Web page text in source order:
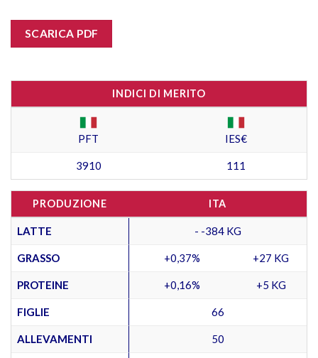
SCARICA PDF
INDICI DI MERITO
PFT IES€
3910 111
PRODUZIONE ITA
LATTE - -384 KG
GRASSO +0,37% +27 KG
PROTEINE +0,16% +5 KG
FIGLIE 66
ALLEVAMENTI 50